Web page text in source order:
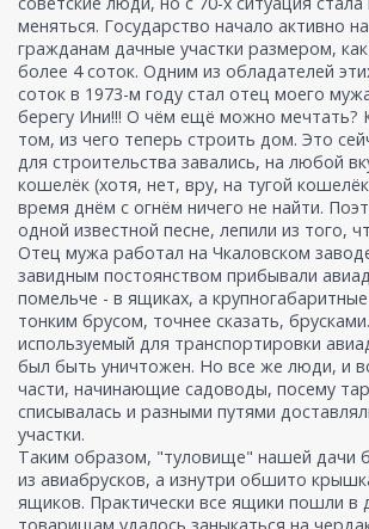
меняться. Государство начало активно
гражданам дачные участки размером,
более 4 соток. Одним из обладателей
соток в 1973-м году стал отец моего
берегу Ини!!! О чём ещё можно мечтать?
том, из чего теперь строить дом. Это
для строительства завались, на любой
кошелёк (хотя, нет, вру, на тугой
время днём с огнём ничего не найти.
одной известной песне, лепили из того,
Отец мужа работал на Чкаловском
завидным постоянством прибывали
помельче - в ящиках, а
тонким брусом, точнее сказать,
используемый для транспортировки
был быть уничтожен. Но все же люди, и
части, начинающие садоводы, посему
списывалась и разными путями
участки.
Таким образом, "туловище" нашей дачи
из авиабрусков, а изнутри обшито
ящиков. Практически все ящики пошли в
товарищам удалось заныкаться на